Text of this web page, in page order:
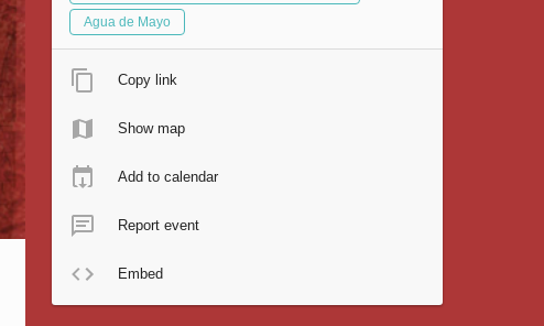
Agua de Mayo
Copy link
Show map
Add to calendar
Report event
Embed